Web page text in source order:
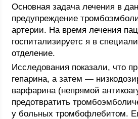
Основная задача лечения в
предупреждение
артерии. На время лечения
госпитализируетс я в
отделение.
Исследования показали, что
гепарина, а затем —
варфарина (непрямой
предотвратить
у больных тромбофлебитом.